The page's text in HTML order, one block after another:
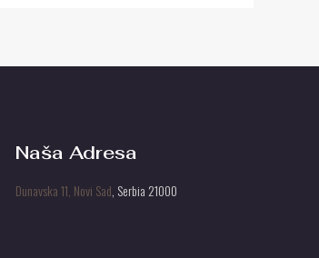
Naša Adresa
Dunavska 11, Novi Sad, Serbia 21000